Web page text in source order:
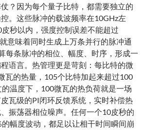
？因为每个量子比特，都需要独立的
。这些脉冲的载波频率在10GHz左
秒以内，强度控制误差不能超过
意味着同时生成上万条并行的脉冲通
每条脉冲的相位、幅度、时序，形成一
语言。热管理更是苛刻：每比特的微
瓦的热量，105个比特加起来超过100
温度下，100微瓦的热负荷就是一场
瓦级的PI闭环反馈系统，实时补偿热
振荡器相位噪声。任何一个10皮秒的
幅度波动，都足以让相干时间瞬间崩